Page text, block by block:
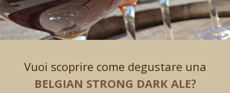
Vuoi scoprire come degustare una
BELGIAN STRONG DARK ALE?